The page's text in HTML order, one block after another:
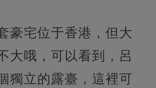
豪宅位于香港，但大
大哦，可以看到，呂
獨立的露臺，這裡可